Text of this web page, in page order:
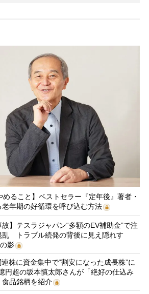
めること】ベストセラー『定年後』著者・
年期の好循環を呼び込む方法
故】テスラジャパン“多額のEV補助金”で注
乱 トラブル続発の背後に見え隠れす
影
株に資金集中で“割安になった成長株”に
超の坂本慎太郎さんが「絶好の仕込み
品銘柄を紹介